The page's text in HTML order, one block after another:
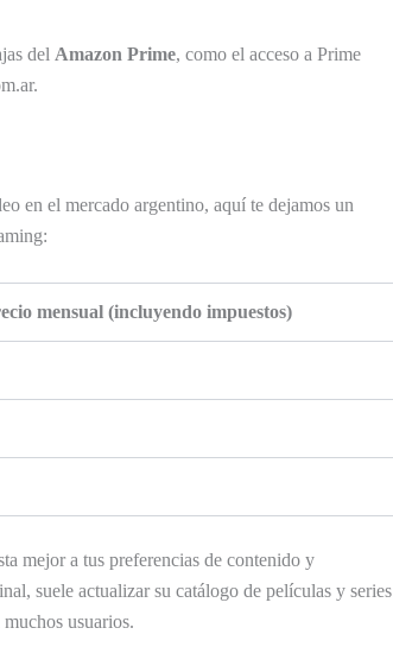
del Amazon Prime, como el acceso a Prime
en el mercado argentino, aquí te dejamos un
mensual (incluyendo impuestos)
mejor a tus preferencias de contenido y
suele actualizar su catálogo de películas y series
usuarios.